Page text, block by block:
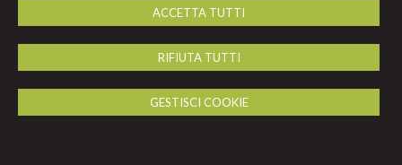
ACCETTA TUTTI
RIFIUTA TUTTI
GESTISCI COOKIE
C.so Duca degli Abruzzi, 6 -Torino10128,TO
011.540660
Privacy-Cookie Policy-